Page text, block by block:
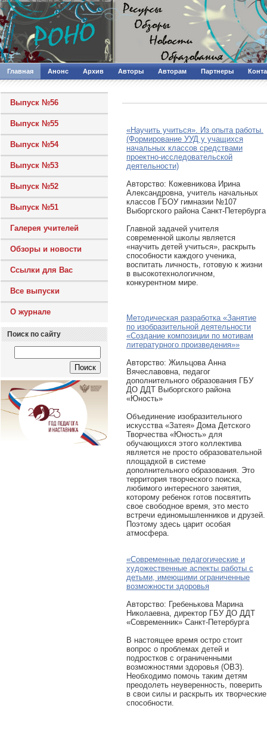
Главная Анонс Архив Авторы Авторам Партнеры
Выпуск №56
Выпуск №55
Выпуск №54
Выпуск №53
Выпуск №52
Выпуск №51
Галерея учителей
Обзоры и новости
Ссылки для Вас
Все выпуски
О журнале
Поиск по сайту
«Научить учиться». Из опыта работы.
(Формирование УУД у учащихся
начальных классов средствами
проектно-исследовательской
деятельности)
Авторcтво: Кожевникова Ирина
Александровна, учитель начальных
классов ГБОУ гимназии №107
Выборгского района Санкт-Петербурга
Главной задачей учителя
современной школы является
«научить детей учиться», раскрыть
способности каждого ученика,
воспитать личность, готовую к жизни
в высокотехнологичном,
конкурентном мире.
Методическая разработка «Занятие
по изобразительной деятельности
«Создание композиции по мотивам
литературного произведения»»
Авторcтво: Жильцова Анна
Вячеславовна, педагог
дополнительного образования ГБУ
ДО ДДТ Выборгского района
«Юность»
Объединение изобразительного
искусства «Затея» Дома Детского
Творчества «Юность» для
обучающихся этого коллектива
является не просто образовательной
площадкой в системе
дополнительного образования. Это
территория творческого поиска,
любимого интересного занятия,
которому ребенок готов посвятить
свое свободное время, это место
встречи единомышленников и друзей.
Поэтому здесь царит особая
атмосфера.
«Современные педагогические и
художественные аспекты работы с
детьми, имеющими ограниченные
возможности здоровья
Авторcтво: Гребенькова Марина
Николаевна, директор ГБУ ДО ДДТ
«Современник» Санкт-Петербурга
В настоящее время остро стоит
вопрос о проблемах детей и
подростков с ограниченными
возможностями здоровья (ОВЗ).
Необходимо помочь таким детям
преодолеть неуверенность, поверить
в свои силы и раскрыть их творческие
способности.